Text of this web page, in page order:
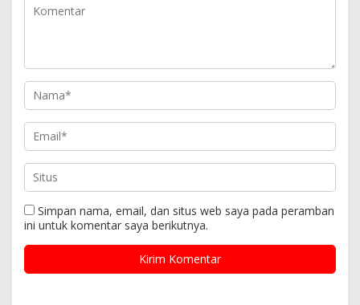
Simpan nama, email, dan situs web saya pada peramban
ini untuk komentar saya berikutnya.